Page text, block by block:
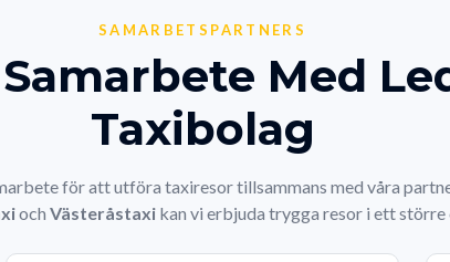
SAMARBETSPARTNERS
Med
Taxibolag
för att utföra taxiresor tillsammans med våra
och Västeråstaxikan vi erbjuda trygga resor i ett större